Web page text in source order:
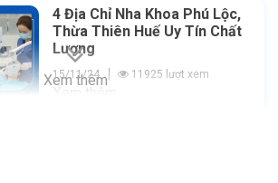
4 Địa Chỉ Nha Khoa Phú Lộc,
Thừa Thiên Huế Uy Tín Chất
Lượng
15/11/24 11925 lượt xem
Xem thêm
Xem thêm